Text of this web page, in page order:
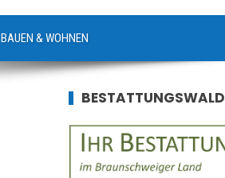
BAUEN & WOHNEN
BESTATTUNGSWALD